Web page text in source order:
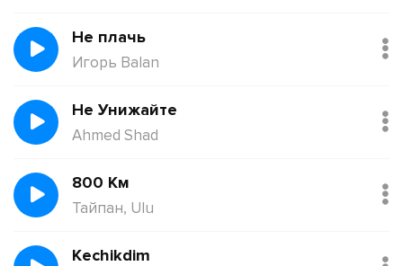
Не плачь
Игорь Balan
Не Унижайте
Ahmed Shad
800 Км
Тайпан, Ulu
Kechikdim